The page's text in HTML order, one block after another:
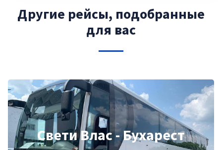
Другие рейсы, подобранные
для вас
Свети Влас - Бухарест